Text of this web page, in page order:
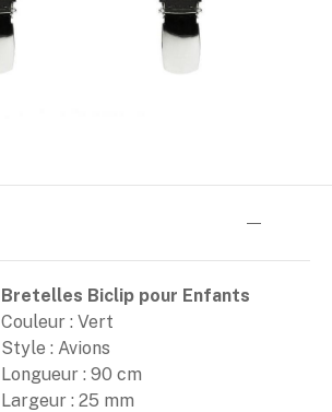
Bretelles Biclip pour Enfants
Couleur : Vert
Style : Avions
Longueur : 90 cm
Largeur : 25 mm